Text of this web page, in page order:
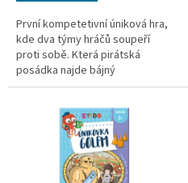
První kompetetivní úniková hra,
kde dva týmy hráčů soupeří
proti sobě. Která pirátská
posádka najde bájný
Černovousův poklad?